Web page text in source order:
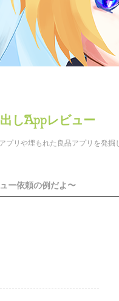
しAppレビュー
プリや埋もれた良品アプリを発掘
ー依頼の例だよ〜